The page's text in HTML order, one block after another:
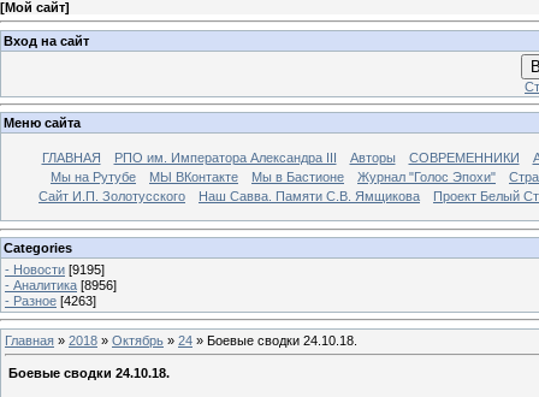
[Мой сайт]
Вход на сайт
Меню сайта
ГЛАВНАЯ РПО им. Императора Александра III Авторы СОВРЕМЕННИКИ
Мы на Рутубе
МЫ ВКонтакте Мы в Бастионе Журнал "Голос Эпохи"
Сайт И.П. Золотусского
Наш Савва. Памяти С.В. Ямщикова Проект Белый
Categories
- Новости [9195]
- Аналитика [8956]
- Разное [4263]
Главная » 2018 » Октябрь » 24 » Боевые сводки 24.10.18.
Боевые сводки 24.10.18.